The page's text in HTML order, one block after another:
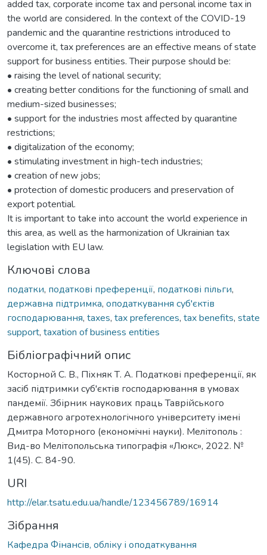
added tax, corporate income tax and personal income tax in
the world are considered. In the context of the COVID-19
pandemic and the quarantine restrictions introduced to
overcome it, tax preferences are an effective means of state
support for business entities. Their purpose should be:
• raising the level of national security;
• creating better conditions for the functioning of small and
medium-sized businesses;
• support for the industries most affected by quarantine
restrictions;
• digitalization of the economy;
• stimulating investment in high-tech industries;
• creation of new jobs;
• protection of domestic producers and preservation of
export potential.
It is important to take into account the world experience in
this area, as well as the harmonization of Ukrainian tax
legislation with EU law.
Ключові слова
податки, податкові преференції, податкові пільги,
державна підтримка, оподаткування суб'єктів
господарювання, taxes, tax preferences, tax benefits, state
support, taxation of business entities
Бібліографічний опис
Косторной С. В., Піхняк Т. А. Податкові преференції, як
засіб підтримки суб'єктів господарювання в умовах
пандемії. Збірник наукових праць Таврійського
державного агротехнологічного університету імені
Дмитра Моторного (економічні науки). Мелітополь :
Вид-во Мелітопольська типографія «Люкс», 2022. №
1(45). С. 84-90.
URI
http://elar.tsatu.edu.ua/handle/123456789/16914
Зібрання
Кафедра Фінансів, обліку і оподаткування